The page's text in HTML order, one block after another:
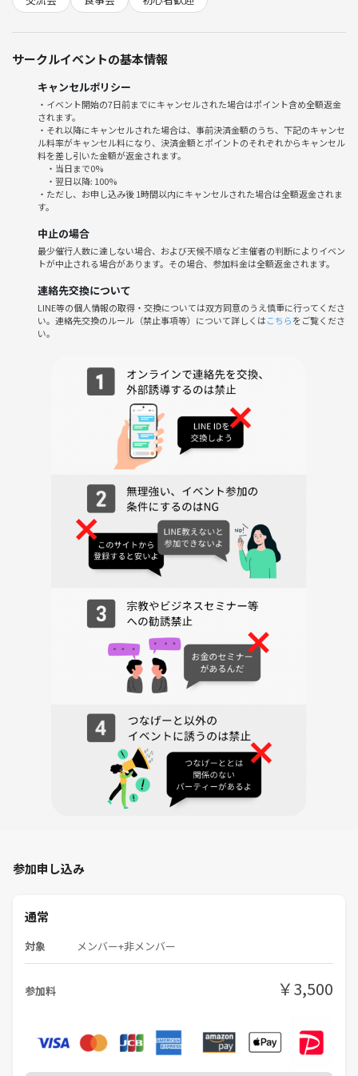
場所 五反田駅近レンタルスペース
※詳細は追って連絡します
参加費 3000円(場所代+飲食代含めて)
プログラム
18:00〜18:20 ゆる自己紹介
* 名前
* 好きな食べ物
* タコパ経験ある？
18:20〜18:50 たこ焼き第1ラウンド
王道具材
* タコ* チーズ* ウインナー* 餅を焼く
1850〜19:00 ベスト具材会議
19:00〜19:40 たこ焼き第2ラウンド
変わり種チャレンジ
みなさんのご参加をお待ちしています😊
参加者の皆さまが安心して楽しめる場づくりのため、以下の行為は禁止
・MLM、ネットワークビジネス等の勧誘・宗教活動や政治活動への勧
誘・営業、商材販売、引き抜き行為・ナンパや恋愛目的での参加・その
他、参加者が不快に感じる行為
発覚した場合はご退場いただく場合がございます。
皆さまが安心して参加できる場づくりにご協力をお願いいたします☺️
初参加・一人参加も大歓迎です♪
お気軽にご参加ください！
美容・読書・カフェ巡りが好きで、新しいことに挑戦するのが好きです
そんな場を作りたくてGRANDIRを運営しています☺️
初参加や一人参加の方も大歓迎です♪
ぜひ気軽に遊びに来てください！
サークルイベントの基本情報
キャンセルポリシー
・イベント開始の7日前までにキャンセルされた場合はポイント含め全額返金
されます。
・それ以降にキャンセルされた場合は、事前決済金額のうち、下記のキャンセ
ル料率がキャンセル料になり、決済金額とポイントのそれぞれからキャンセル
料を差し引いた金額が返金されます。
・当日まで0%
・翌日以降: 100%
・ただし、お申し込み後 1時間以内にキャンセルされた場合は全額返金されま
す。
中止の場合
最少催行人数に達しない場合、および天候不順など主催者の判断によりイベン
トが中止される場合があります。その場合、参加料金は全額返金されます。
連絡先交換について
LINE等の個人情報の取得・交換については双方同意のうえ慎重に行ってくださ
い。連絡先交換のルール（禁止事項等）について詳しくはこちらをご覧くださ
い。
参加申し込み
通常
対象 メンバー+非メンバー
参加料 ￥3,500